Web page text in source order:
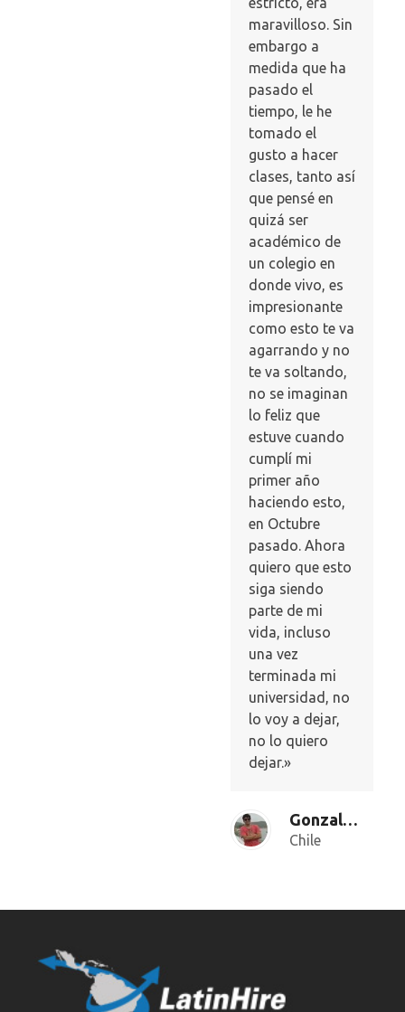
maravilloso. Sin
embargo a
medida que ha
pasado el
tiempo, le he
tomado el
gusto a hacer
clases, tanto así
que pensé en
quizá ser
académico de
un colegio en
donde vivo, es
impresionante
como esto te va
agarrando y no
te va soltando,
no se imaginan
lo feliz que
estuve cuando
cumplí mi
primer año
haciendo esto,
en Octubre
pasado. Ahora
quiero que esto
siga siendo
parte de mi
vida, incluso
una vez
terminada mi
universidad, no
lo voy a dejar,
no lo quiero
dejar.»
Gonzalo Codina
Chile